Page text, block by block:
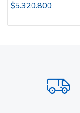
$5.320.800